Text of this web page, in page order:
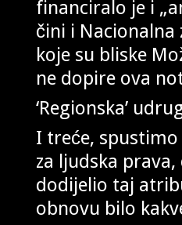
financiralo je i
čini i Nacionalna
koje su bliske
ne dopire ova
‘Regionska’
I treće, spustimo
za ljudska
dodijelio taj
obnovu bilo